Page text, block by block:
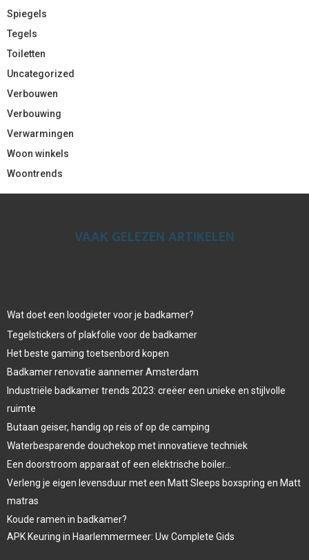
Spiegels
Tegels
Toiletten
Uncategorized
Verbouwen
Verbouwing
Verwarmingen
Woon winkels
Woontrends
VAAK GELEZEN ARTIKELEN
Wat doet een loodgieter voor je badkamer?
Tegelstickers of plakfolie voor de badkamer
Het beste gaming toetsenbord kopen
Badkamer renovatie aannemer Amsterdam
Industriële badkamer trends 2023: creëer een unieke en stijlvolle
ruimte
Butaan geiser, handig op reis of op de camping
Waterbesparende douchekop met innovatieve techniek
Een doorstroom apparaat of een elektrische boiler…
Verleng je eigen levensduur met een Matt Sleeps boxspring en Matt
matras
Koude ramen in badkamer?
APK Keuring in Haarlemmermeer: Uw Complete Gids